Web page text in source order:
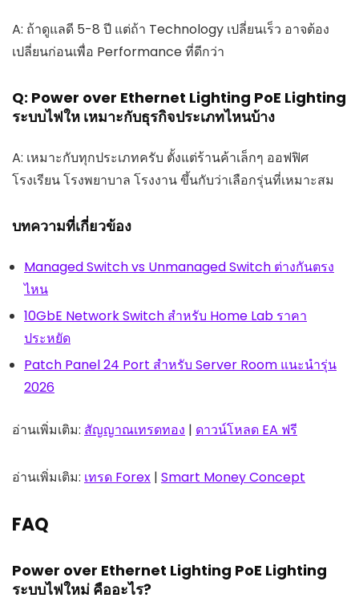
A: ถ้าดูแลดี 5-8 ปี แต่ถ้า Technology เปลี่ยนเร็ว อาจต้อง
เปลี่ยนก่อนเพื่อ Performance ที่ดีกว่า
Q: Power over Ethernet Lighting PoE Lighting
ระบบไฟให เหมาะกับธุรกิจประเภทไหนบ้าง
A: เหมาะกับทุกประเภทครับ ตั้งแต่ร้านค้าเล็กๆ ออฟฟิศ
โรงเรียน โรงพยาบาล โรงงาน ขึ้นกับว่าเลือกรุ่นที่เหมาะสม
บทความที่เกี่ยวข้อง
Managed Switch vs Unmanaged Switch ต่างกันตรง
ไหน
10GbE Network Switch สำหรับ Home Lab ราคา
ประหยัด
Patch Panel 24 Port สำหรับ Server Room แนะนำรุ่น
2026
อ่านเพิ่มเติม: สัญญาณเทรดทอง | ดาวน์โหลด EA ฟรี
อ่านเพิ่มเติม: เทรด Forex | Smart Money Concept
FAQ
Power over Ethernet Lighting PoE Lighting
ระบบไฟใหม่ คืออะไร?